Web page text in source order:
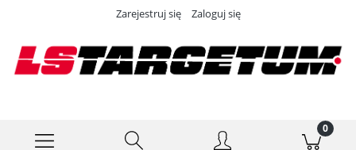
Zarejestruj się Zaloguj się